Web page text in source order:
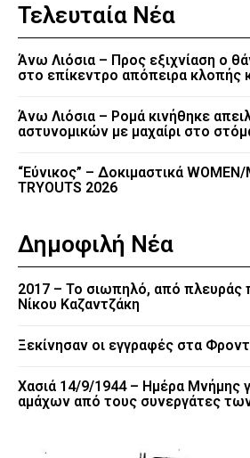
Τελευταία Νέα
Άνω Λιόσια – Προς εξιχνίαση ο
στο επίκεντρο απόπειρα κλοπής
Άνω Λιόσια – Ρομά κινήθηκε
αστυνομικών με μαχαίρι στο
“Εύνικος” – Δοκιμαστικά WOMEN/
TRYOUTS 2026
Δημοφιλή Νέα
2017 – Το σιωπηλό, από πλευράς
Νίκου Καζαντζάκη
Ξεκίνησαν οι εγγραφές στα
Χασιά 14/9/1944 – Ημέρα Μνήμης
αμάχων από τους συνεργάτες